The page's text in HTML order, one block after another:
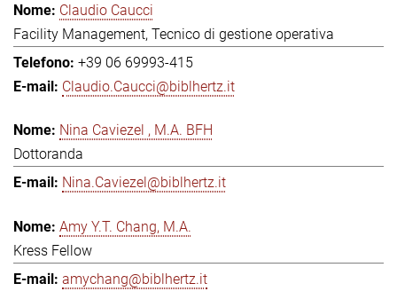
Claudio Caucci
Facility Management, Tecnico di gestione operativa
+39 06 69993-415
Claudio.Caucci@biblhertz.it
Nina Caviezel , M.A. BFH
Dottoranda
Nina.Caviezel@biblhertz.it
Amy Y.T. Chang, M.A.
Kress Fellow
amychang@biblhertz.it